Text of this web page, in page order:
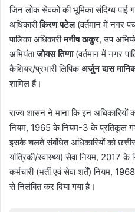
जिन लोक सेवकों की भूमिका संदिग्ध पाई
अधिकारीकिरण पटेल(वर्तमान में नगर
पालिका अधिकारीमनीष ठाकुर, उप
अभियंताजोयस तिग्गा(वर्तमान में नगर
कैशियर/प्रभारी लिपिकअर्जुन दास
शामिल हैं।
राज्य शासन ने माना कि इन
नियम, 1965 के नियम-3 के प्रतिकूल
इसके चलते संबंधित अधिकारियों को
यांत्रिकी/स्वास्थ्य) सेवा नियम, 2017
कर्मचारी (भर्ती एवं सेवा शर्तें) नियम,
से निलंबित कर दिया गया है।